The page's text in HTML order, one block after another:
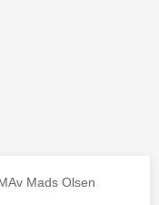
Av Mads Olsen